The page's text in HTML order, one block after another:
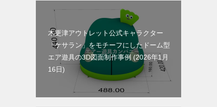
木更津アウトレット公式キャラクター
「ケサラン」をモチーフにしたドーム型
エア遊具の3D図面制作事例
2026年1月
16日